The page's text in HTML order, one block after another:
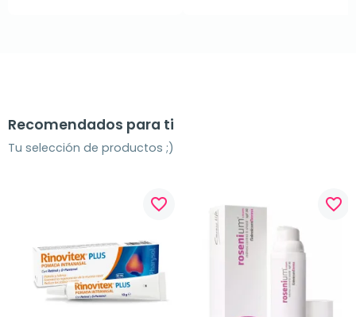
Recomendados para ti
Tu selección de productos ;)
favorite_border favorite_border